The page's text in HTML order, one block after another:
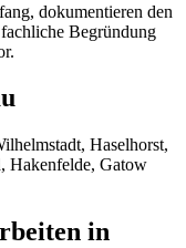
dokumentieren den
Begründung
Haselhorst,
Hakenfelde, Gatow
in